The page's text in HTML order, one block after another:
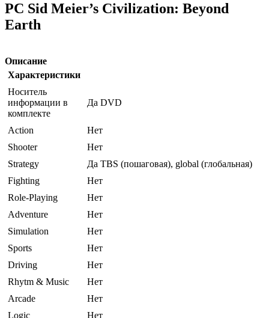
PC Sid Meier’s Civilization: Beyond
Earth
Описание
Характеристики
Носитель
информации в
комплекте
Да DVD
Action
Нет
Shooter
Нет
Strategy
Да TBS (пошаговая), global (глобальная)
Fighting
Нет
Role-Playing
Нет
Adventure
Нет
Simulation
Нет
Sports
Нет
Driving
Нет
Rhytm & Music
Нет
Arcade
Нет
Logic
Нет